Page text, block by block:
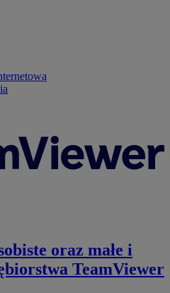
oraz małe i
TeamViewer